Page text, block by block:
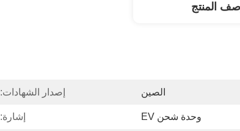
المنتج
الصين إصدار الشهادات:
وحدة شحن EV إشارة: